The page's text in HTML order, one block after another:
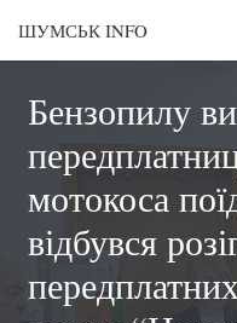
ШУМСЬК INFO
Бензопилу
мотокоса
відбувся